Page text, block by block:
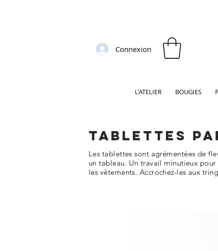
Connexion
L'ATELIER BOUGIES
TABLETTES
Les tablettes sont agrémentées de
un tableau. Un travail minutieux
les vêtements. Accrochez-les aux